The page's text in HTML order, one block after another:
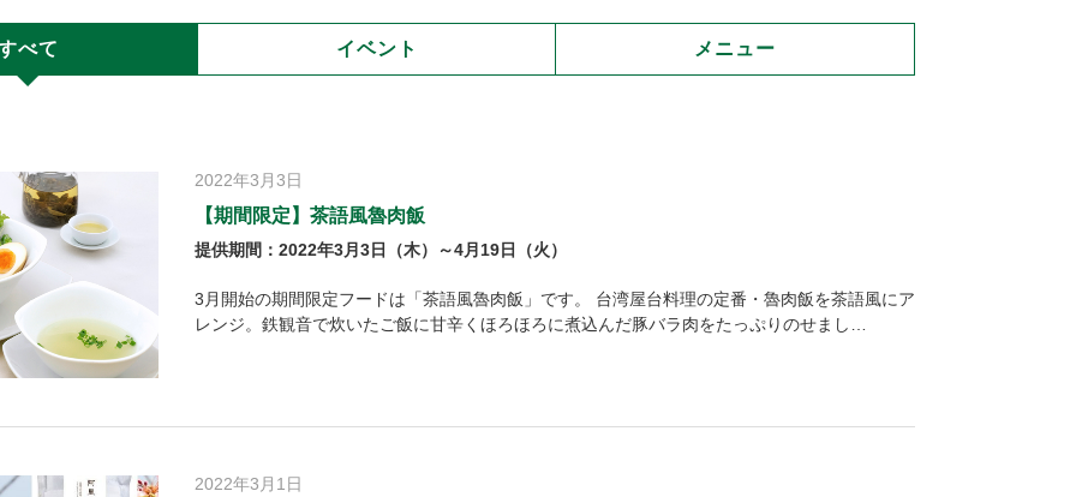
べて イベント メニュー
2022年3月3日
【期間限定】茶語風魯肉飯
提供期間：2022年3月3日（木）～4月19日（火）
3月開始の期間限定フードは「茶語風魯肉飯」です。 台湾屋台料理の定番・魯肉飯を茶語風にア
レンジ。鉄観音で炊いたご飯に甘辛くほろほろに煮込んだ豚バラ肉をたっぷりのせまし…
2022年3月1日